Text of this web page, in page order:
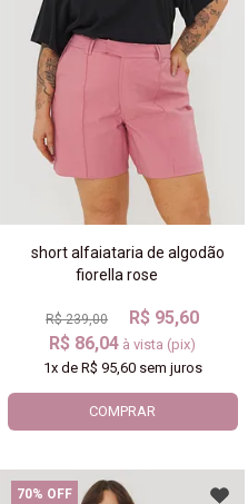
short alfaiataria de algodão
fiorella rose
R$ 239,00
R$ 95,60
R$ 86,04 à vista (pix)
1xde R$ 95,60sem juros
COMPRAR
70% OFF